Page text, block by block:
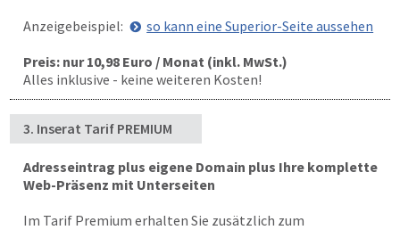
Anzeigebeispiel:
so kann eine Superior-Seite aussehen
Preis: nur 10,98 Euro / Monat (inkl. MwSt.)
Alles inklusive - keine weiteren Kosten!
3. Inserat Tarif PREMIUM
Adresseintrag plus eigene Domain plus Ihre komplette
Web-Präsenz mit Unterseiten
Im Tarif Premium erhalten Sie zusätzlich zum